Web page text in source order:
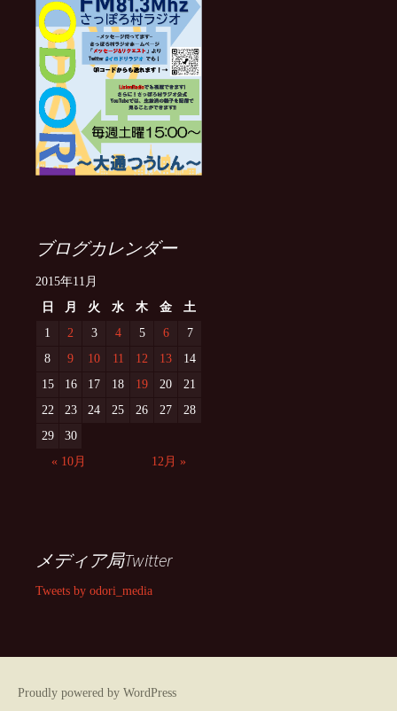
ブログカレンダー
2015年11月
日
月 火 水 木 金
土
1
2 3 4 5 6
7
8
9 10 11 12 13
14
15
16 17 18 19 20
21
22
23 24 25 26 27
28
29
30
« 10月
12月 »
メディア局Twitter
Tweets by odori_media
Proudly powered by WordPress